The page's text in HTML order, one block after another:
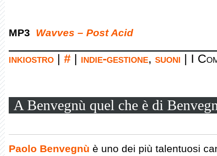
MP3 Wavves – Post Acid
inkiostro # indie-gestione, suoni I
A Benvegnù quel che è di
Paolo Benvegnù è uno dei più talentuosi